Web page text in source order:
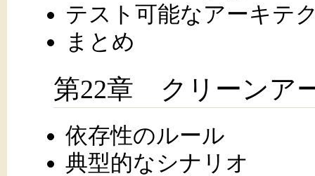
テスト可能なアーキテ
まとめ
第22章 クリーンア
依存性のルール
典型的なシナリオ